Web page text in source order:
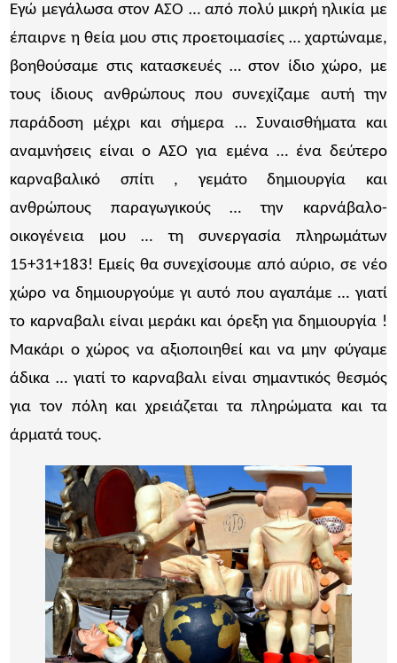
Εγώ μεγάλωσα στον ΑΣΟ … από πολύ μικρή ηλικία με
έπαιρνε η θεία μου στις προετοιμασίες … χαρτώναμε,
βοηθούσαμε στις κατασκευές … στον ίδιο χώρο, με
τους ίδιους ανθρώπους που συνεχίζαμε αυτή την
παράδοση μέχρι και σήμερα … Συναισθήματα και
αναμνήσεις είναι ο ΑΣΟ για εμένα … ένα δεύτερο
καρναβαλικό σπίτι , γεμάτο δημιουργία και
ανθρώπους παραγωγικούς … την καρνάβαλο-
οικογένεια μου … τη συνεργασία πληρωμάτων
15+31+183! Εμείς θα συνεχίσουμε από αύριο, σε νέο
χώρο να δημιουργούμε γι αυτό που αγαπάμε … γιατί
το καρναβαλι είναι μεράκι και όρεξη για δημιουργία !
Μακάρι ο χώρος να αξιοποιηθεί και να μην φύγαμε
άδικα … γιατί το καρναβαλι είναι σημαντικός θεσμός
για τον πόλη και χρειάζεται τα πληρώματα και τα
άρματά τους.